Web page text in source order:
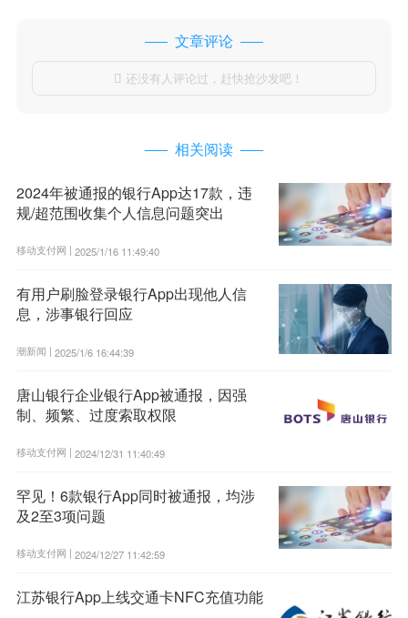
文章评论
 还没有人评论过，赶快抢沙发吧！
相关阅读
2024年被通报的银行App达17款，违
规/超范围收集个人信息问题突出
移动支付网 | 2025/1/16 11:49:40
有用户刷脸登录银行App出现他人信
息，涉事银行回应
潮新闻 | 2025/1/6 16:44:39
唐山银行企业银行App被通报，因强
制、频繁、过度索取权限
移动支付网 | 2024/12/31 11:40:49
罕见！6款银行App同时被通报，均涉
及2至3项问题
移动支付网 | 2024/12/27 11:42:59
江苏银行App上线交通卡NFC充值功能